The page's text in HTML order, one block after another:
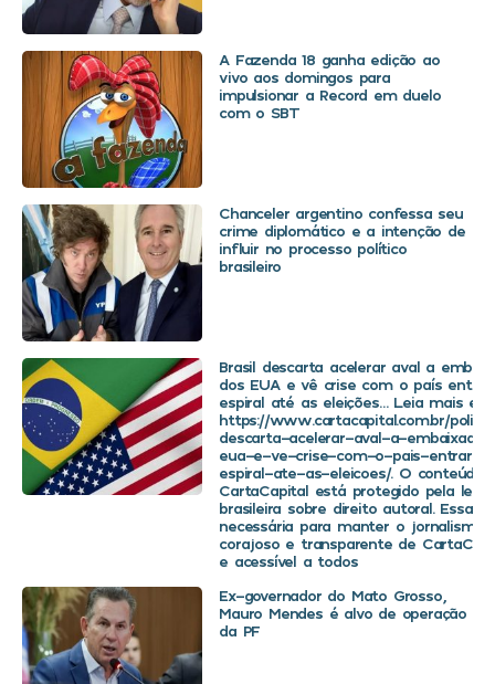
A Fazenda 18 ganha edição ao
vivo aos domingos para
impulsionar a Record em duelo
com o SBT
Chanceler argentino confessa seu
crime diplomático e a intenção de
influir no processo político
brasileiro
Brasil descarta acelerar aval a
dos EUA e vê crise com o país
espiral até as eleições… Leia mais em
https://www.cartacapital.com.br/
descarta-acelerar-aval-a-
eua-e-ve-crise-com-o-pais-entrar-
espiral-ate-as-eleicoes/. O conteúdo
CartaCapital está protegido pela
brasileira sobre direito autoral. Essa
necessária para manter o jornalismo
corajoso e transparente de
e acessível a todos
Ex-governador do Mato Grosso,
Mauro Mendes é alvo de operação
da PF